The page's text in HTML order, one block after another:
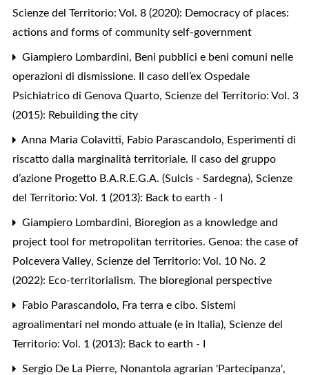
Scienze del Territorio: Vol. 8 (2020): Democracy of places:
actions and forms of community self-government
Giampiero Lombardini, Beni pubblici e beni comuni nelle
operazioni di dismissione. Il caso dell’ex Ospedale
Psichiatrico di Genova Quarto, Scienze del Territorio: Vol. 3
(2015): Rebuilding the city
Anna Maria Colavitti, Fabio Parascandolo, Esperimenti di
riscatto dalla marginalità territoriale. Il caso del gruppo
d’azione Progetto B.A.R.E.G.A. (Sulcis - Sardegna), Scienze
del Territorio: Vol. 1 (2013): Back to earth - I
Giampiero Lombardini, Bioregion as a knowledge and
project tool for metropolitan territories. Genoa: the case of
Polcevera Valley, Scienze del Territorio: Vol. 10 No. 2
(2022): Eco-territorialism. The bioregional perspective
Fabio Parascandolo, Fra terra e cibo. Sistemi
agroalimentari nel mondo attuale (e in Italia), Scienze del
Territorio: Vol. 1 (2013): Back to earth - I
Sergio De La Pierre, Nonantola agrarian 'Partecipanza',